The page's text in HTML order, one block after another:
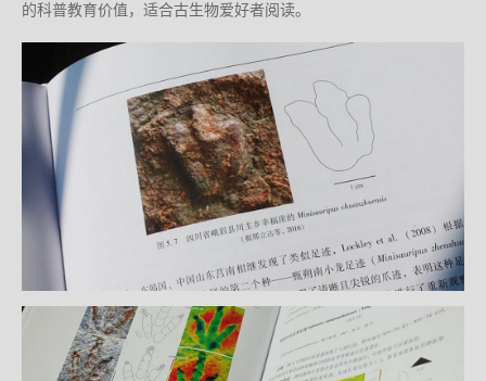
的科普教育价值，适合古生物爱好者阅读。